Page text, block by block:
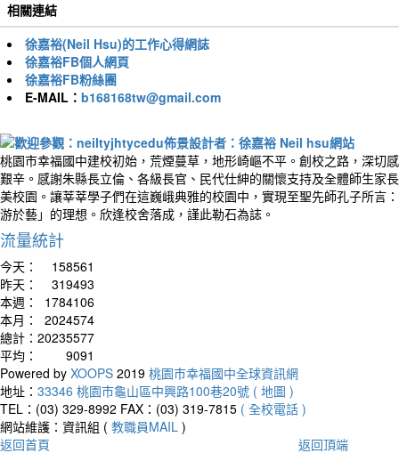
相關連結
徐嘉裕(Neil Hsu)的工作心得網誌
徐嘉裕FB個人網頁
徐嘉裕FB粉絲團
E-MAIL： b168168tw@gmail.com
桃園市幸福國中建校初始，荒煙蔓草，地形崎嶇不平。創校之路，深切
艱辛。感謝朱縣長立倫、各級長官、民代仕紳的關懷支持及全體師生家
美校園。讓莘莘學子們在這巍峨典雅的校園中，實現至聖先師孔子所言
游於藝」的理想。欣逢校舍落成，謹此勒石為誌。
流量統計
今天：
158561
昨天：
319493
本週：
1784106
本月：
2024574
總計： 20235577
平均：
9091
Powered by XOOPS 2019 桃園市幸福國中全球資訊網
地址： 33346 桃園市龜山區中興路100巷20號 ( 地圖 )
TEL：(03) 329-8992 FAX：(03) 319-7815 ( 全校電話 )
網站維護：資訊組 ( 教職員MAIL )
返回首頁
返回頂端